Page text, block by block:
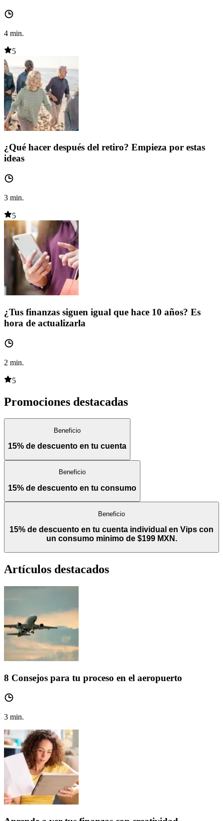
4 min.
5
¿Qué hacer después del retiro? Empieza por estas
ideas
3 min.
5
¿Tus finanzas siguen igual que hace 10 años? Es
hora de actualizarla
2 min.
5
Promociones destacadas
Beneficio
15% de descuento en tu cuenta
Beneficio
15% de descuento en tu consumo
Beneficio
15% de descuento en tu cuenta individual en Vips con
un consumo minimo de $199 MXN.
Artículos destacados
8 Consejos para tu proceso en el aeropuerto
3 min.